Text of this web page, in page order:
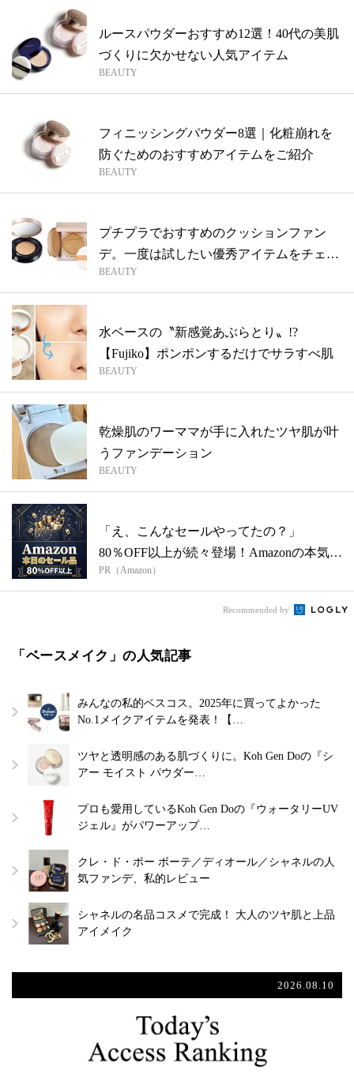
ルースパウダーおすすめ12選！40代の美肌
づくりに欠かせない人気アイテム
BEAUTY
フィニッシングパウダー8選｜化粧崩れを
防ぐためのおすすめアイテムをご紹介
BEAUTY
プチプラでおすすめのクッションファン
デ。一度は試したい優秀アイテムをチェッ
ク
BEAUTY
水ベースの〝新感覚あぶらとり〟!?
【Fujiko】ポンポンするだけでサラすべ肌
BEAUTY
乾燥肌のワーママが手に入れたツヤ肌が叶
うファンデーション
BEAUTY
「え、こんなセールやってたの？」
80％OFF以上が続々登場！Amazonの本気
が...
PR（Amazon）
Recommended by
「ベースメイク」の人気記事
みんなの私的ベスコス。2025年に買ってよかった
No.1メイクアイテムを発表！【…
ツヤと透明感のある肌づくりに。Koh Gen Doの『シ
アー モイスト パウダー…
プロも愛用しているKoh Gen Doの『ウォータリーUV
ジェル』がパワーアップ…
クレ・ド・ポー ボーテ／ディオール／シャネルの人
気ファンデ、私的レビュー
シャネルの名品コスメで完成！ 大人のツヤ肌と上品
アイメイク
2026.08.10